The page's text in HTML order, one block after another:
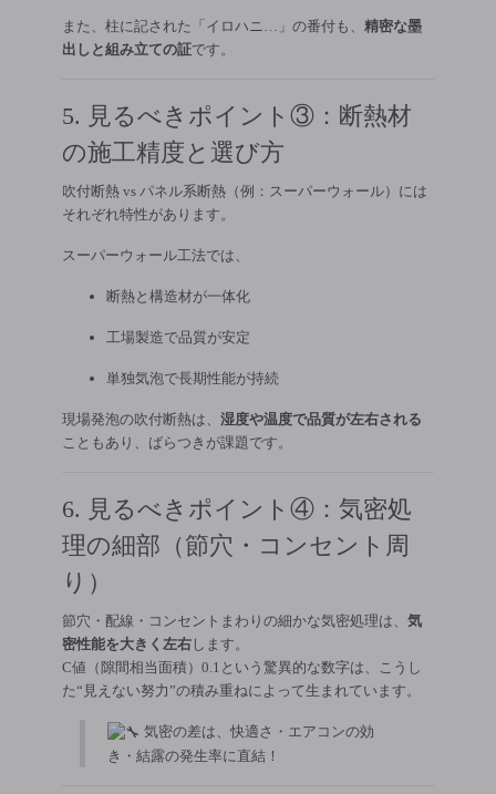
また、柱に記された「イロハニ…」の番付も、 精密な墨
出しと組み立ての証です。
5. 見るべきポイント③：断熱材
の施工精度と選び方
吹付断熱 vs パネル系断熱（例：スーパーウォール）には
それぞれ特性があります。
スーパーウォール工法では、
断熱と構造材が一体化
工場製造で品質が安定
単独気泡で長期性能が持続
現場発泡の吹付断熱は、 湿度や温度で品質が左右される
こともあり、ばらつきが課題です。
6. 見るべきポイント④：気密処
理の細部（節穴・コンセント周
り）
節穴・配線・コンセントまわりの細かな気密処理は、 気
密性能を大きく左右します。
C値（隙間相当面積）0.1という驚異的な数字は、こうし
た“見えない努力”の積み重ねによって生まれています。
気密の差は、快適さ・エアコンの効
き・結露の発生率に直結！